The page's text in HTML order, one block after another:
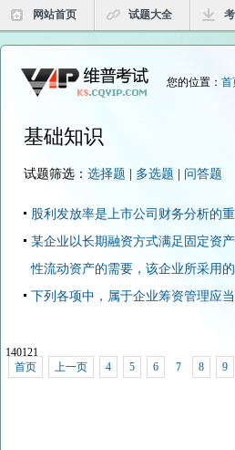
网站首页 试题大全
您的位置： 首
基础知识
试题筛选： 选择题 多选题 问答题
股利发放率是上市公司财务分析的
某企业以长期融资方式满足固定资
性流动资产的需要，该企业所采用
下列各项中，属于企业筹资管理应
140121
首页
上一页 4 5 6 7 8 9